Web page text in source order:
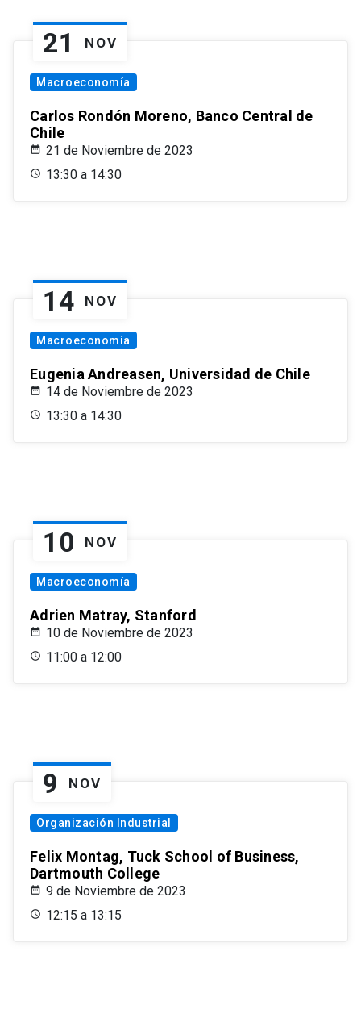
21 NOV
Macroeconomía
Carlos Rondón Moreno, Banco Central de
Chile
21 de Noviembre de 2023
13:30 a 14:30
14 NOV
Macroeconomía
Eugenia Andreasen, Universidad de Chile
14 de Noviembre de 2023
13:30 a 14:30
10 NOV
Macroeconomía
Adrien Matray, Stanford
10 de Noviembre de 2023
11:00 a 12:00
9 NOV
Organización Industrial
Felix Montag, Tuck School of Business,
Dartmouth College
9 de Noviembre de 2023
12:15 a 13:15